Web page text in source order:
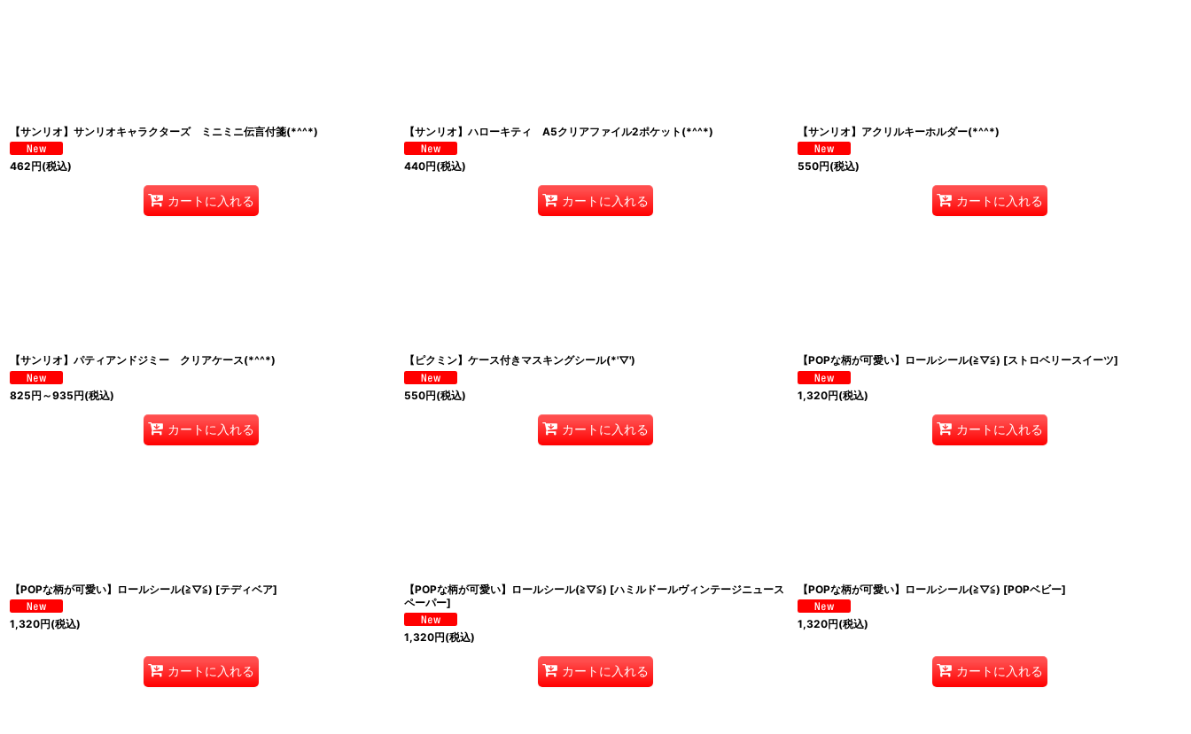
【サンリオ】サンリオキャラクターズ ミニミニ伝言付箋(*^^*)
462円(税込)
カートに入れる
【サンリオ】ハローキティ A5クリアファイル2ポケット(*^^*)
440円(税込)
カートに入れる
【サンリオ】アクリルキーホルダー(*^^*)
550円(税込)
カートに入れる
【サンリオ】パティアンドジミー クリアケース(*^^*)
825円 ～935円(税込)
カートに入れる
【ピクミン】ケース付きマスキングシール(*'▽')
550円(税込)
カートに入れる
【POPな柄が可愛い】ロールシール(≧▽≦) [ストロベリースイーツ]
1,320円(税込)
カートに入れる
【POPな柄が可愛い】ロールシール(≧▽≦) [テディベア]
1,320円(税込)
カートに入れる
【POPな柄が可愛い】ロールシール(≧▽≦) [ハミルドールヴィンテージニュース
ペーパー]
1,320円(税込)
カートに入れる
【POPな柄が可愛い】ロールシール(≧▽≦) [POPベビー]
1,320円(税込)
カートに入れる